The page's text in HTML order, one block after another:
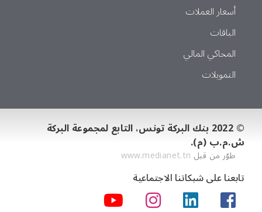
أسعار العملات
الباقات
المحاكي المالي
التمويلات
© 2022 بنك البركة تونس، التابع لمجموعة البركة
ش.م.ب (م).
طوّر من قبل www.medianet.tn
تابعنا على شبكاتنا الاجتماعية